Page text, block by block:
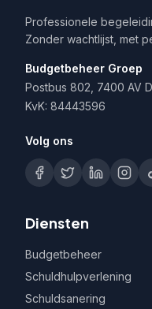
Professionele
Zonder wachtlijst, met
Budgetbeheer Groep
Postbus 802, 7400 AV
KvK: 84443596
Volg ons
Diensten
Budgetbeheer
Schuldhulpverlening
Schuldsanering